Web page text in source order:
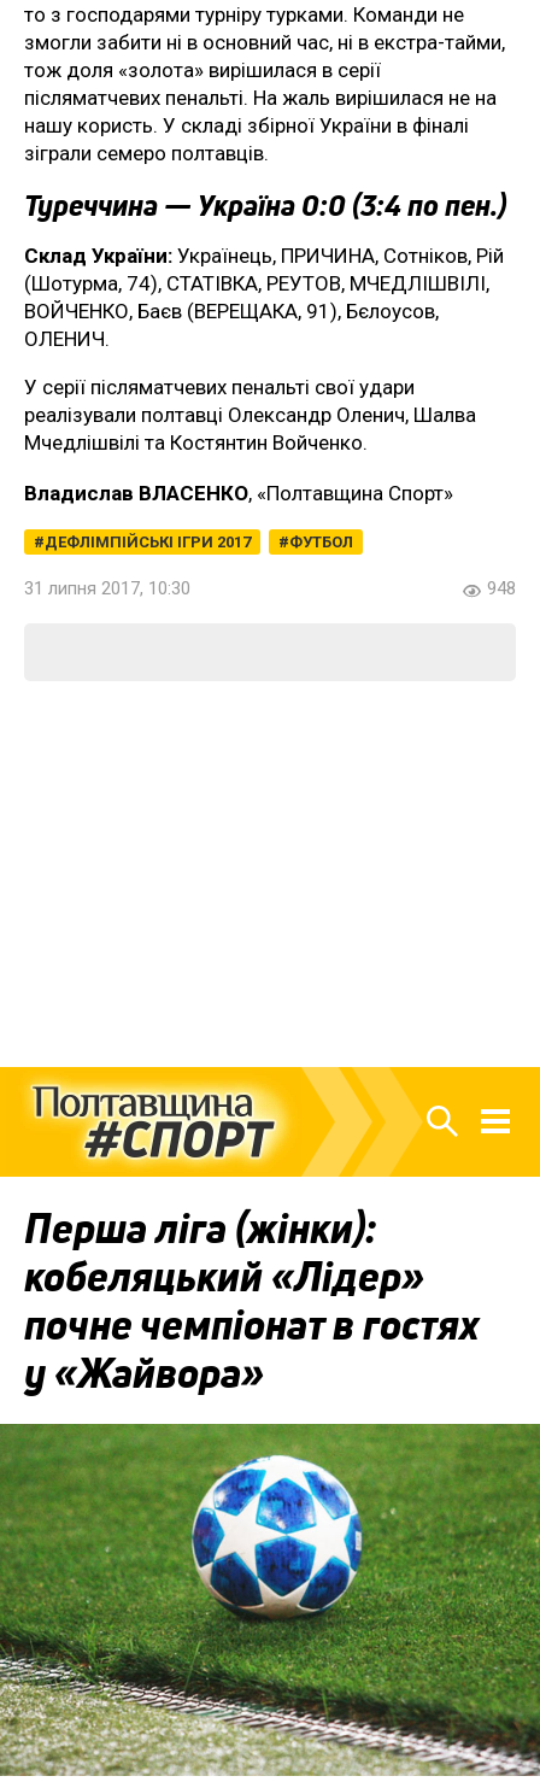
то з господарями турніру турками. Команди не
змогли забити ні в основний час, ні в екстра-тайми,
тож доля «золота» вирішилася в серії
післяматчевих пенальті. На жаль вирішилася не на
нашу користь. У складі збірної України в фіналі
зіграли семеро полтавців.
Туреччина — Україна 0:0 (3:4 по пен.)
Склад України: Українець, ПРИЧИНА, Сотніков, Рій
(Шотурма, 74), СТАТІВКА, РЕУТОВ, МЧЕДЛІШВІЛІ,
ВОЙЧЕНКО, Баєв (ВЕРЕЩАКА, 91), Бєлоусов,
ОЛЕНИЧ.
У серії післяматчевих пенальті свої удари
реалізували полтавці Олександр Оленич, Шалва
Мчедлішвілі та Костянтин Войченко.
Владислав ВЛАСЕНКО, «Полтавщина Спорт»
ДЕФЛІМПІЙСЬКІ ІГРИ 2017 ФУТБОЛ
31 липня 2017, 10:30 948
Перша ліга (жінки):
кобеляцький «Лідер»
почне чемпіонат в гостях
у «Жайвора»